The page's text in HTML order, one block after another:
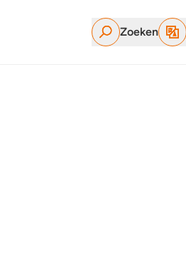
Zoeken